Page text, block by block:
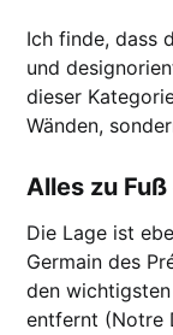
Ich finde, dass
und
dieser
Wänden,
Alles zu
Die Lage ist
Germain des
den
entfernt (Notre